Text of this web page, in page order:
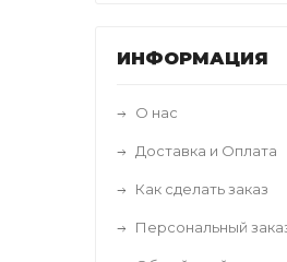
ИНФОРМАЦИЯ
О нас
Доставка и Оплата
Как сделать заказ
Персональный